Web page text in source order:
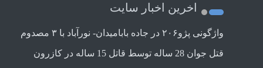
اخرین اخبار سایت
واژگونی پژو۲۰۶ در جاده بابامیدان- نورآباد با ۳ مصدوم
قتل جوان 28 ساله توسط قاتل 15 ساله در کازرون